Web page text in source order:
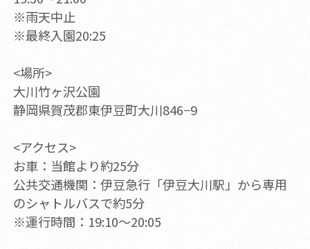
※雨天中止
※最終入園20:25
<場所>
大川竹ヶ沢公園
静岡県賀茂郡東伊豆町大川846−9
<アクセス>
お車：当館より約25分
公共交通機関：伊豆急行「伊豆大川駅」から専用
のシャトルバスで約5分
※運行時間：19:10～20:05